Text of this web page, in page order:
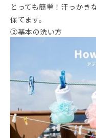
とっても簡単！汗っかき
保てます。
②基本の洗い方